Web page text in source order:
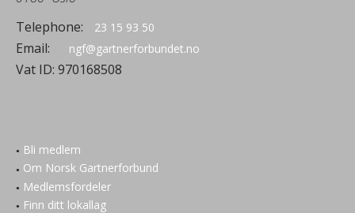
Telephone:
23 15 93 50
Email: ngf@gartnerforbundet.no
Vat ID: 970168508
Bli medlem
Om Norsk Gartnerforbund
Medlemsfordeler
Finn ditt lokallag